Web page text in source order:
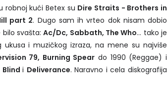
robnoj kući Betex su Dire Straits - Brothers in
part 2. Dugo sam ih vrteo dok nisam dobio
bilo svašta:Ac/Dc, Sabbath, The Who... tako je
i muzičkog izraza, na mene su najviše
79, Burning Spear do 1990 (Reggae) i
Blindi Deliverance. Naravno i cela diskografija